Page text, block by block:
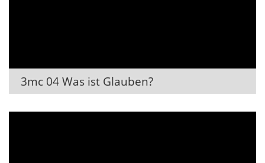
3mc 04 Was ist Glauben?